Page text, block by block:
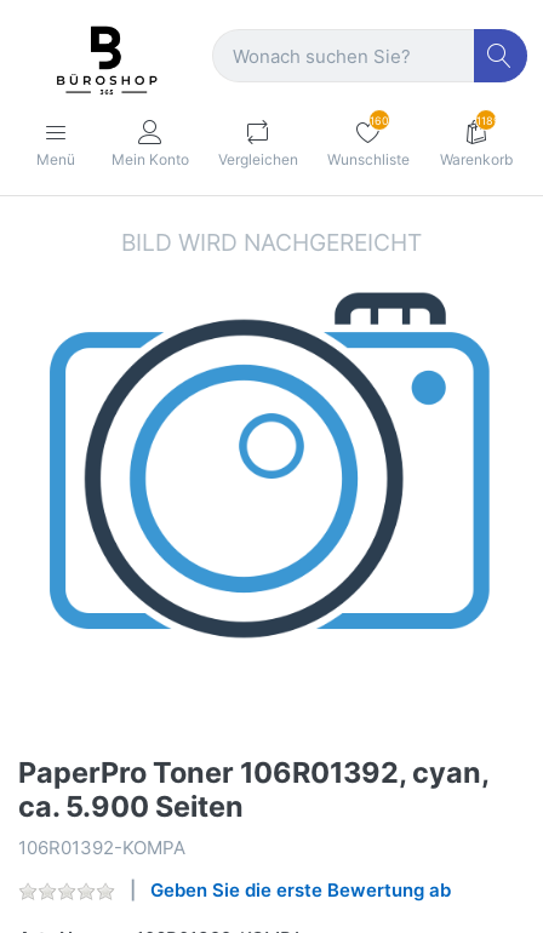
Menü Mein Konto Vergleichen
160
Wunschliste
1189
Warenkorb
PaperPro Toner 106R01392, cyan,
ca. 5.900 Seiten
106R01392-KOMPA
Geben Sie die erste Bewertung ab